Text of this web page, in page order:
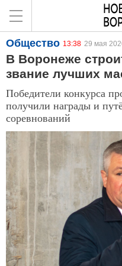
Общество 13:38 29 мая
В Воронеже
звание лучших
Победители конкурса
получили награды и
соревнований